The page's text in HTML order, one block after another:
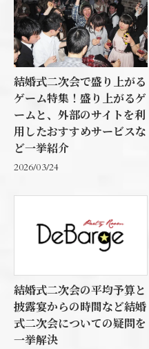
結婚式二次会で盛り上がる
ゲーム特集！盛り上がるゲ
ームと、外部のサイトを利
用したおすすめサービスな
ど一挙紹介
2026/03/24
結婚式二次会の平均予算と
披露宴からの時間など結婚
式二次会についての疑問を
一挙解決